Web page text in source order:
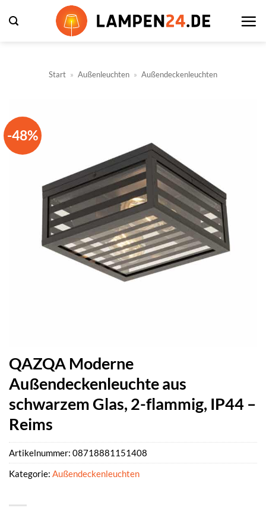
Inhalt
Start » Außenleuchten » Außendeckenleuchten
-48%
QAZQA Moderne
Außendeckenleuchte aus
schwarzem Glas, 2-flammig, IP44 –
Reims
Artikelnummer: 08718881151408
Kategorie: Außendeckenleuchten